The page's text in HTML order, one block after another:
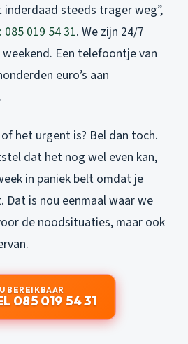
steeds trager weg”,
019 54 31. We zijn 24/7
Een telefoontje van
euro’s aan
het urgent is? Bel dan toch.
dat het nog wel even kan,
in paniek belt omdat je
Dat is nou eenmaal waar we
de noodsituaties, maar ook
BEREIKBAAR
085 019 54 31